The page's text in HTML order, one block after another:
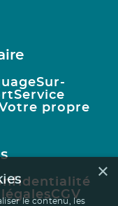
Sur-
Service
propre
CGV
×
le contenu, les